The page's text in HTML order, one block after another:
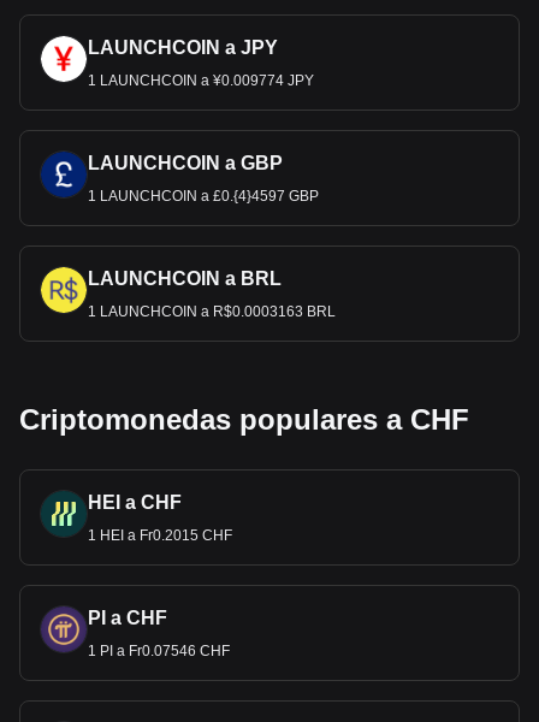
LAUNCHCOIN a JPY
1 LAUNCHCOIN a ¥0.009774 JPY
LAUNCHCOIN a GBP
1 LAUNCHCOIN a £0.{4}4597 GBP
LAUNCHCOIN a BRL
1 LAUNCHCOIN a R$0.0003163 BRL
Criptomonedas populares a CHF
HEI a CHF
1 HEI a Fr0.2015 CHF
PI a CHF
1 PI a Fr0.07546 CHF